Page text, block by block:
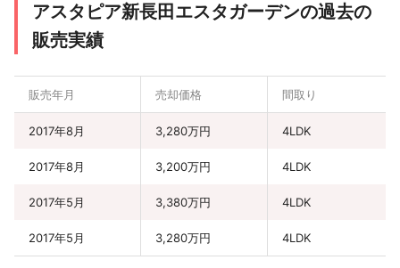
アスタピア新長田エスタガーデンの過去の
販売実績
販売年月 売却価格 間取り
2017年8月 3,280万円 4LDK
2017年8月 3,200万円 4LDK
2017年5月 3,380万円 4LDK
2017年5月 3,280万円 4LDK